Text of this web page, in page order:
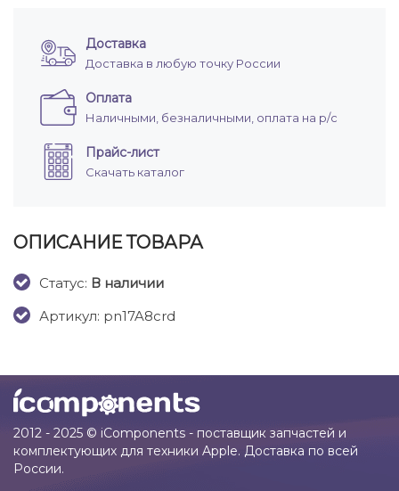
Доставка
Доставка в любую точку России
Оплата
Наличными, безналичными, оплата на р/с
Прайс-лист
Скачать каталог
ОПИСАНИЕ ТОВАРА
Cтатус: В наличии
Артикул: pn17A8crd
2012 - 2025 © iComponents - поставщик запчастей и
комплектующих для техники Apple. Доставка по всей
России.